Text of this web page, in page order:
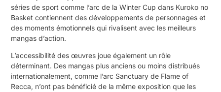
séries de sport comme l’arc de la Winter Cup dans Kuroko no
Basket contiennent des développements de personnages et
des moments émotionnels qui rivalisent avec les meilleurs
mangas d’action.
L’accessibilité des œuvres joue également un rôle
déterminant. Des mangas plus anciens ou moins distribués
internationalement, comme l’arc Sanctuary de Flame of
Recca, n’ont pas bénéficié de la même exposition que les